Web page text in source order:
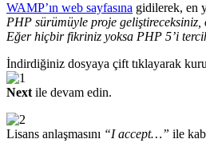
WAMP’ın web sayfasına gidilerek, en
PHP sürümüyle proje
Eğer hiçbir fikriniz yoksa PHP 5’i
İndirdiğiniz dosyaya çift tıklayarak
Nextile devam edin.
Lisans anlaşmasını “I accept…” ile